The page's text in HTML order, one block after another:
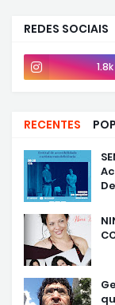
REDES SOCIAIS
1.8k
RECENTES